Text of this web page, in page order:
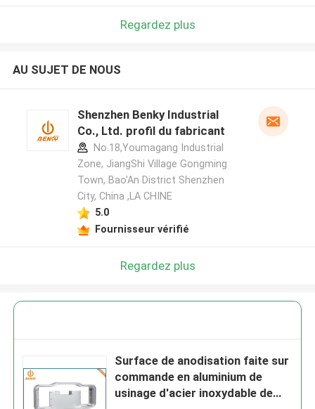
Regardez plus
AU SUJET DE NOUS
Shenzhen Benky Industrial
Co., Ltd. profil du fabricant
No.18,Youmagang Industrial
Zone, JiangShi Village Gongming
Town, Bao'An District Shenzhen
City, China ,LA CHINE
5.0
Fournisseur vérifié
Regardez plus
Surface de anodisation faite sur
commande en aluminium de
usinage d'acier inoxydable de